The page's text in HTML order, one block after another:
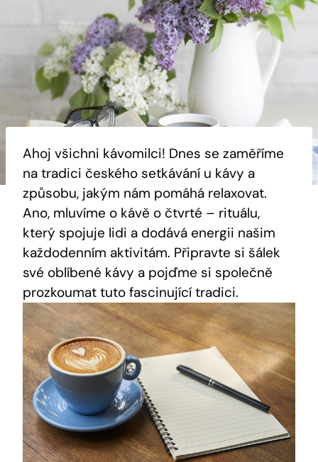
Ahoj všichni kávomilci! Dnes se zaměříme
na tradici českého setkávání u kávy a
způsobu, jakým nám pomáhá relaxovat.
Ano, mluvíme o kávě o čtvrté – rituálu,
který spojuje lidi a dodává energii našim
každodenním aktivitám. Připravte si šálek
své oblíbené kávy a pojďme si společně
prozkoumat tuto fascinující tradici.